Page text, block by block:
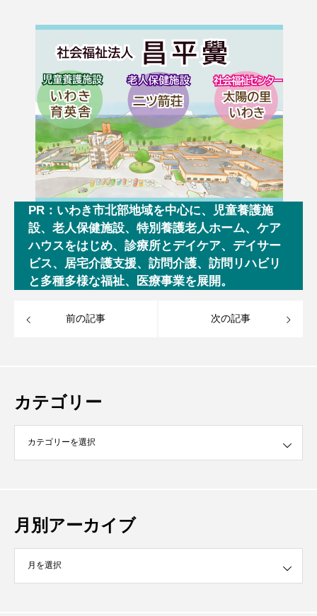
PR：いわき市北部地域を中心に、児童養護施
設、老人保健施設、特別養護老人ホーム、ケア
ハウスをはじめ、診療所とデイケア、デイサー
ビス、居宅介護支援、訪問介護、訪問リハビリ
と多種多様な福祉、医療事業を展開。
前の記事 次の記事
カテゴリー
月別アーカイブ